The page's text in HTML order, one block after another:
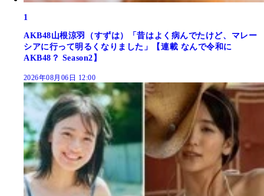
1
AKB48山根涼羽（すずは）「昔はよく病んでたけど、マレー
シアに行って明るくなりました」【連載 なんで令和に
AKB48？ Season2】
2026年08月06日 12:00